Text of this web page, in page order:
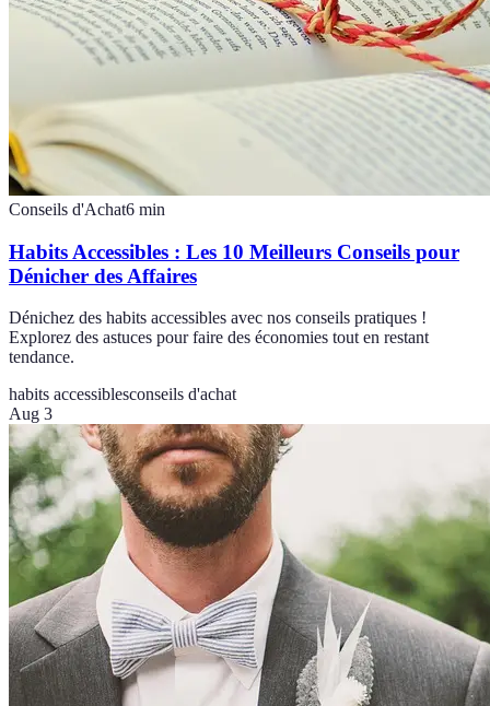
Conseils d'Achat6 min
Habits Accessibles : Les 10 Meilleurs Conseils pour
Dénicher des Affaires
Dénichez des habits accessibles avec nos conseils pratiques !
Explorez des astuces pour faire des économies tout en restant
tendance.
habits accessiblesconseils d'achat
Aug 3